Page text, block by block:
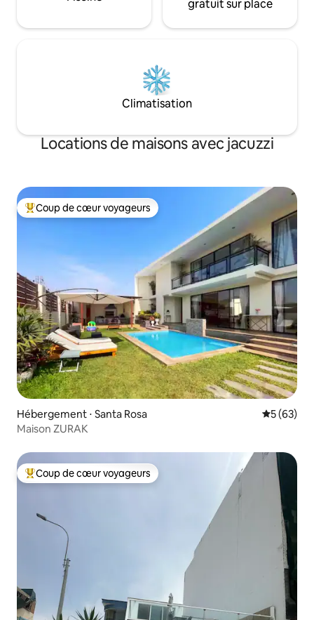
gratuit sur place
Climatisation
Locations de maisons avec jacuzzi
Coups de cœur voyageurs les plus appréciés
Coup de cœur voyageurs
Hébergement ⋅ Santa Rosa
5 (63)
Maison ZURAK
Coups de cœur voyageurs les plus appréciés
Coup de cœur voyageurs